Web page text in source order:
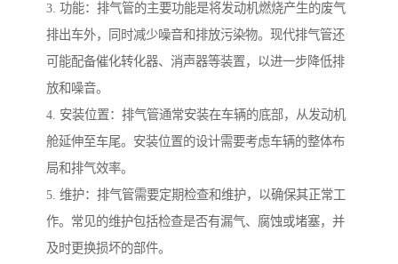
3. 功能：排气管的主要功能是将发动机燃烧产生的废气
排出车外，同时减少噪音和排放污染物。现代排气管还
可能配备催化转化器、消声器等装置，以进一步降低排
放和噪音。
4. 安装位置：排气管通常安装在车辆的底部，从发动机
舱延伸至车尾。安装位置的设计需要考虑车辆的整体布
局和排气效率。
5. 维护：排气管需要定期检查和维护，以确保其正常工
作。常见的维护包括检查是否有漏气、腐蚀或堵塞，并
及时更换损坏的部件。